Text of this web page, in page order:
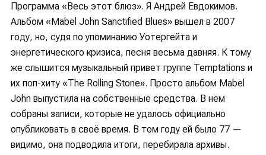
Программа «Весь этот блюз». Я Андрей Евдокимов.
Альбом «Mabel John Sanctified Blues» вышел в 2007
году, но, судя по упоминанию Уотергейта и
энергетического кризиса, песня весьма давняя. К тому
же слышится музыкальный привет группе Temptations и
их поп-хиту «The Rolling Stone». Просто альбом Mabel
John выпустила на собственные средства. В нём
собраны записи, которые не удалось официально
опубликовать в своё время. В том году ей было 77 —
видимо, она подводила итоги, перебирала архивы.